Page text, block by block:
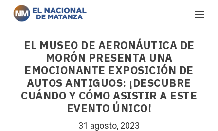
EL MUSEO DE AERONÁUTICA DE
MORÓN PRESENTA UNA
EMOCIONANTE EXPOSICIÓN DE
AUTOS ANTIGUOS: ¡DESCUBRE
CUÁNDO Y CÓMO ASISTIR A ESTE
EVENTO ÚNICO!
31 agosto, 2023